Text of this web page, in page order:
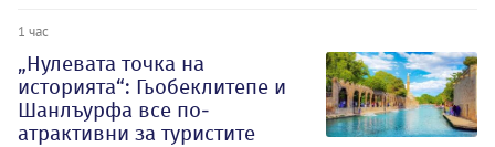
1 час
„Нулевата точка на
историята“: Гьобеклитепе и
Шанлъурфа все по-
атрактивни за туристите